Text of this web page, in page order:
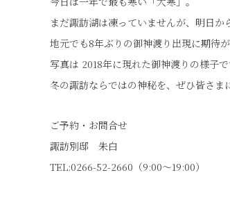
まだ諏訪湖は凍っていませんが、明日か
地元でも8年ぶりの御神渡り出現に期待が
写真は 2018年に現れた御神渡りの様子で
冬の諏訪ならではの神秘を、ぜひ皆さま
ご予約・お問合せ
諏訪別邸 朱白
TEL:0266-52-2660（9:00～19:00）